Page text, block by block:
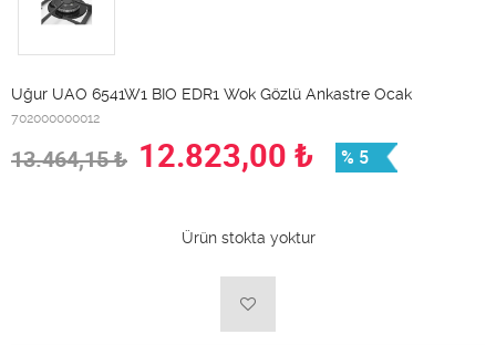
Uğur UAO 6541W1 BIO EDR1 Wok Gözlü Ankastre Ocak
702000000012
13.464,15₺ 12.823,00 ₺ % 5
Ürün stokta yoktur